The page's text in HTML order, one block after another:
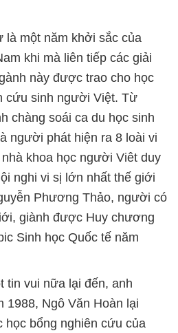
là một năm khởi sắc của
khi mà liên tiếp các giải
này được trao cho học
cứu sinh người Việt. Từ
chàng soái ca du học sinh
người phát hiện ra 8 loài vi
khoa học người Viêt duy
nghi vi sị lớn nhất thế giới
Phương Thảo, người có
giành được Huy chương
Sinh học Quốc tế năm
tin vui nữa lại đến, anh
1988, Ngô Văn Hoàn lại
bổng nghiên cứu của